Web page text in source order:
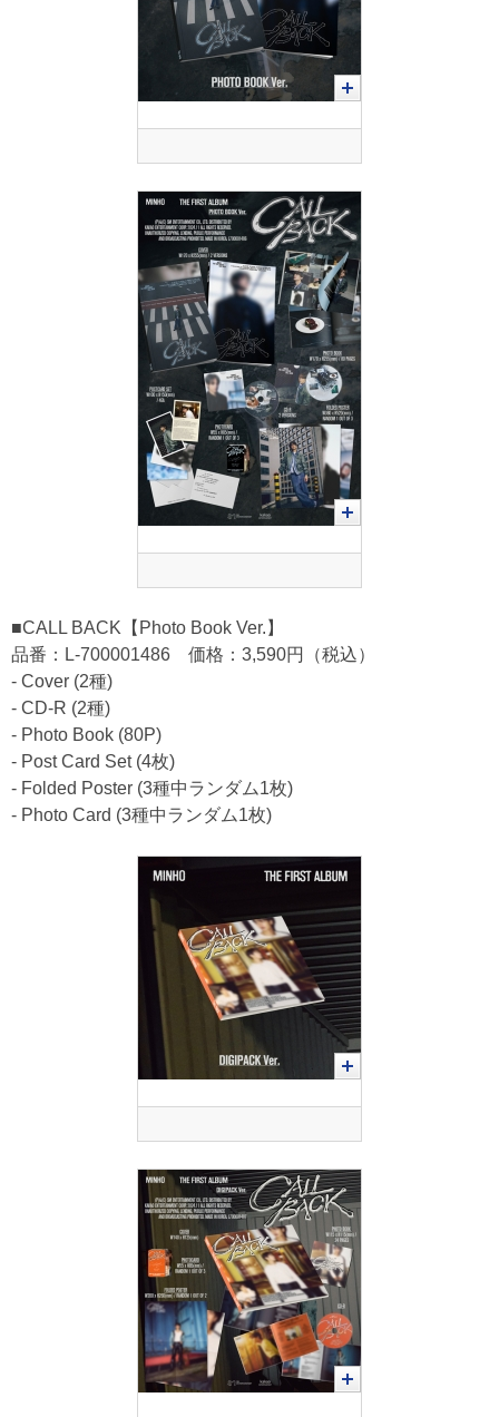
■CALL BACK【Photo Book Ver.】
品番：L-700001486 価格：3,590円（税込）
- Cover (2種)
- CD-R (2種)
- Photo Book (80P)
- Post Card Set (4枚)
- Folded Poster (3種中ランダム1枚)
- Photo Card (3種中ランダム1枚)